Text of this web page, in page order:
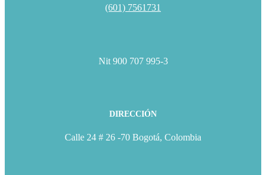
(601) 7561731
Nit 900 707 995-3
DIRECCIÓN
Calle 24 # 26 -70 Bogotá, Colombia